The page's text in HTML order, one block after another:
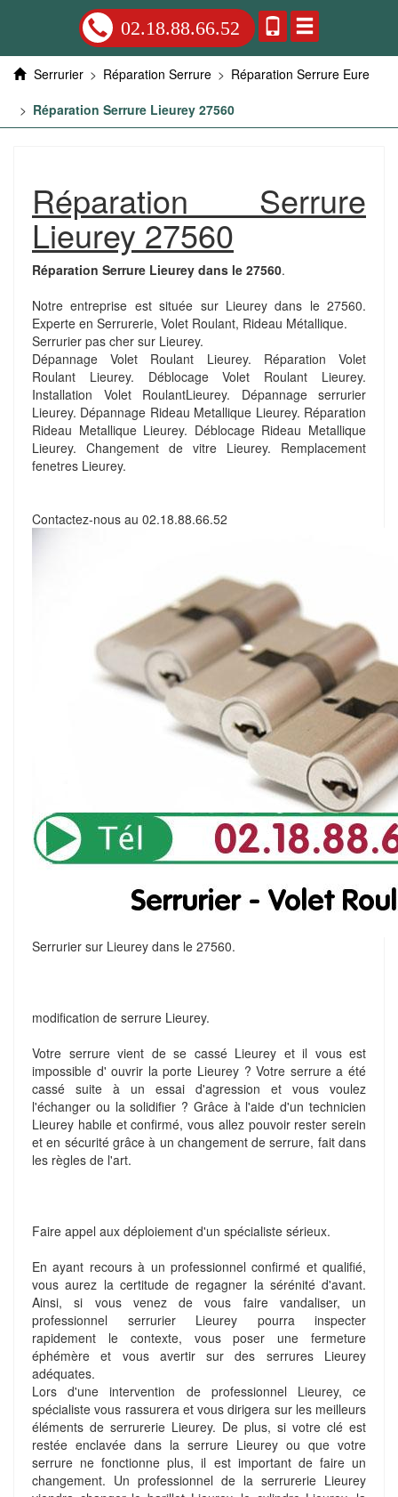
02.18.88.66.52
Serrurier > Réparation Serrure > Réparation Serrure Eure
> Réparation Serrure Lieurey 27560
Réparation Serrure
Lieurey 27560
Réparation Serrure Lieurey dans le 27560.
Notre entreprise est située sur Lieurey dans le 27560.
Experte en Serrurerie, Volet Roulant, Rideau Métallique.
Serrurier pas cher sur Lieurey.
Dépannage Volet Roulant Lieurey. Réparation Volet
Roulant Lieurey. Déblocage Volet Roulant Lieurey.
Installation Volet RoulantLieurey. Dépannage serrurier
Lieurey. Dépannage Rideau Metallique Lieurey. Réparation
Rideau Metallique Lieurey. Déblocage Rideau Metallique
Lieurey. Changement de vitre Lieurey. Remplacement
fenetres Lieurey.
Contactez-nous au 02.18.88.66.52
Serrurier sur Lieurey dans le 27560.
modification de serrure Lieurey.
Votre serrure vient de se cassé Lieurey et il vous est
impossible d' ouvrir la porte Lieurey ? Votre serrure a été
cassé suite à un essai d'agression et vous voulez
l'échanger ou la solidifier ? Grâce à l'aide d'un technicien
Lieurey habile et confirmé, vous allez pouvoir rester serein
et en sécurité grâce à un changement de serrure, fait dans
les règles de l'art.
Faire appel aux déploiement d'un spécialiste sérieux.
En ayant recours à un professionnel confirmé et qualifié,
vous aurez la certitude de regagner la sérénité d'avant.
Ainsi, si vous venez de vous faire vandaliser, un
professionnel serrurier Lieurey pourra inspecter
rapidement le contexte, vous poser une fermeture
éphémère et vous avertir sur des serrures Lieurey
adéquates.
Lors d'une intervention de professionnel Lieurey, ce
spécialiste vous rassurera et vous dirigera sur les meilleurs
éléments de serrurerie Lieurey. De plus, si votre clé est
restée enclavée dans la serrure Lieurey ou que votre
serrure ne fonctionne plus, il est important de faire un
changement. Un professionnel de la serrurerie Lieurey